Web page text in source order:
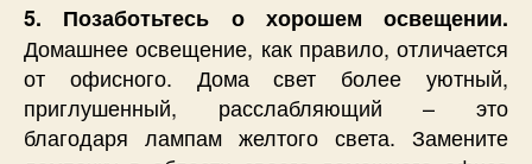
5. Позаботьтесь о хорошем освещении.
Домашнее освещение, как правило, отличается
от офисного. Дома свет более уютный,
приглушенный, расслабляющий – это
благодаря лампам желтого света. Замените